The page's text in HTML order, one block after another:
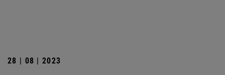
28 | 08 | 2023